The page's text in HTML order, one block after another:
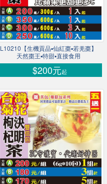
L10210【生機貢品▪仙紅棗▪若羌棗】
天然棗王▪特甜▪直接食用
$200元起